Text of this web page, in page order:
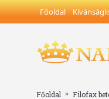
Főoldal
Főoldal Filofax